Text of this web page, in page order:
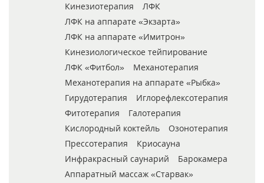
Кинезиотерапия
ЛФК
ЛФК на аппарате «Экзарта»
ЛФК на аппарате «Имитрон»
Кинезиологическое тейпирование
ЛФК «Фитбол»
Механотерапия
Механотерапия на аппарате «Рыбка»
Гирудотерапия
Иглорефлексотерапия
Фитотерапия
Галотерапия
Кислородный коктейль
Озонотерапия
Прессотерапия
Криосауна
Инфракрасный саунарий
Барокамера
Аппаратный массаж «Старвак»